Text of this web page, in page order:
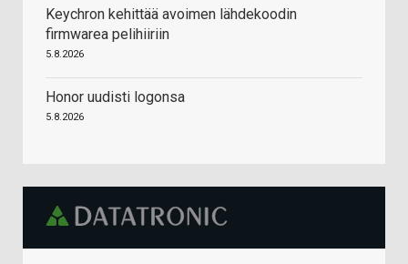
Keychron kehittää avoimen lähdekoodin
firmwarea pelihiiriin
5.8.2026
Honor uudisti logonsa
5.8.2026